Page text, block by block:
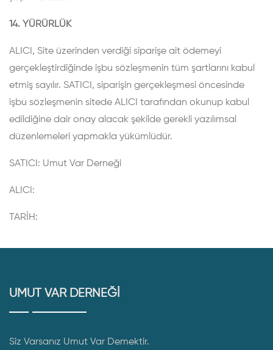
14. YÜRÜRLÜK
ALICI, Site üzerinden verdiği siparişe ait ödemeyi
gerçekleştirdiğinde işbu sözleşmenin tüm şartlarını kabul
etmiş sayılır. SATICI, siparişin gerçekleşmesi öncesinde
işbu sözleşmenin sitede ALICI tarafından okunup kabul
edildiğine dair onay alacak şekilde gerekli yazılımsal
düzenlemeleri yapmakla yükümlüdür.
SATICI: Umut Var Derneği
ALICI:
TARİH:
UMUT VAR DERNEĞİ
Siz Varsanız Umut Var Demektir.